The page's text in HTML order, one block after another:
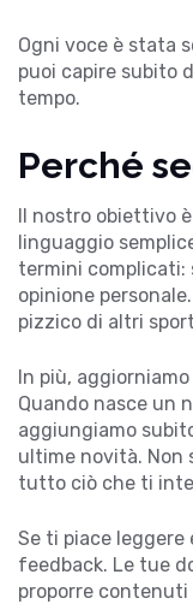
Ogni voce è stata
puoi capire subito
tempo.
Perché
Il nostro obiettivo
linguaggio
termini
opinione
pizzico di altri
In più,
Quando nasce un
aggiungiamo
ultime novità. Non
tutto ciò che ti
Se ti piace
feedback. Le tue
proporre contenuti